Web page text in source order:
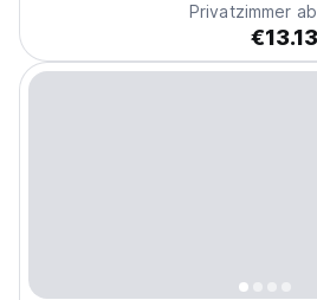
ev' konaklamanın tadını
destekleyin. (Auto-translated
Privatzimmer ab
€13.13